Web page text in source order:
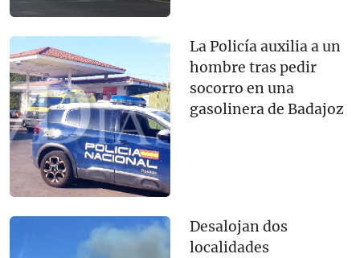
La Policía auxilia a un
hombre tras pedir
socorro en una
gasolinera de Badajoz
Desalojan dos
localidades